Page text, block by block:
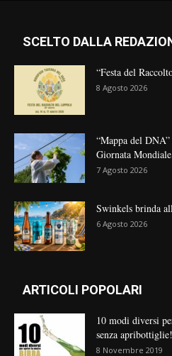
SCELTO DALLA
“Festa del
8 Agosto 2026
“Mappa del
Giornata
7 Agosto 2026
Swinkels brinda
6 Agosto 2026
ARTICOLI POPOLARI
10 modi diversi
senza apribottiglie!
8 Novembre 2019